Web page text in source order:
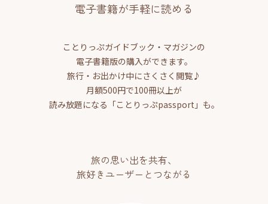
電子書籍が手軽に読める
ことりっぷガイドブック・マガジンの
電子書籍版の購入ができます。
旅行・お出かけ中にさくさく閲覧♪
月額500円で100冊以上が
読み放題になる「ことりっぷpassport」も。
旅の思い出を共有、
旅好きユーザーとつながる